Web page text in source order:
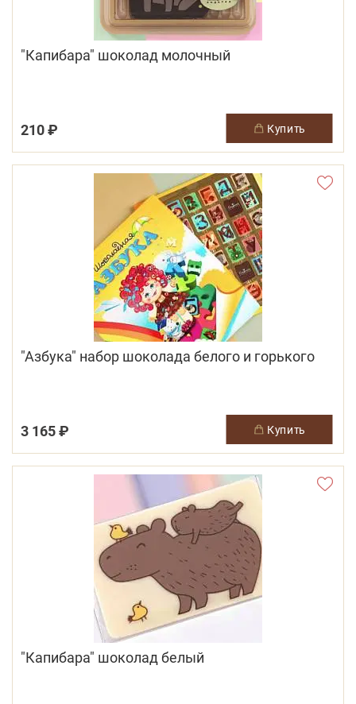
"Капибара" шоколад молочный
210 ₽ купить
"Азбука" набор шоколада белого и горького
3 165 ₽ купить
"Капибара" шоколад белый